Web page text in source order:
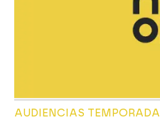
AUDIENCIAS TEMPORADA